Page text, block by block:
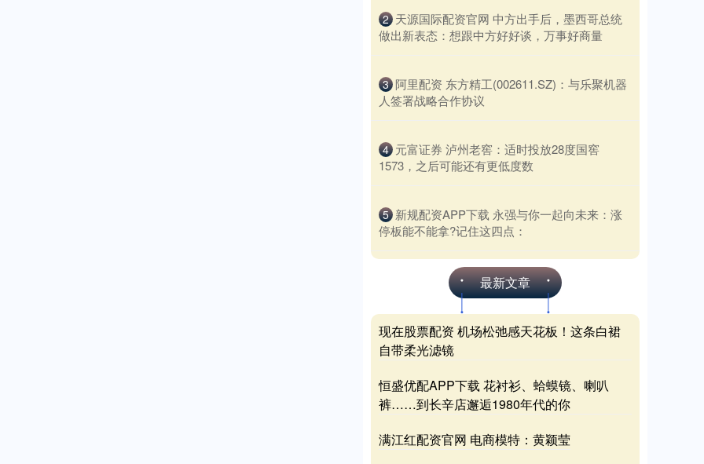
2 ​天源国际配资官网 中方出手后，墨西哥总统
做出新表态：想跟中方好好谈，万事好商量
3 ​阿里配资 东方精工(002611.SZ)：与乐聚机器
人签署战略合作协议
4 ​元富证券 泸州老窖：适时投放28度国窖
1573，之后可能还有更低度数
5 ​新规配资APP下载 永强与你一起向未来：涨
停板能不能拿?记住这四点：
最新文章
现在股票配资 机场松弛感天花板！这条白裙
自带柔光滤镜
恒盛优配APP下载 花衬衫、蛤蟆镜、喇叭
裤……到长辛店邂逅1980年代的你
满江红配资官网 电商模特：黄颖莹